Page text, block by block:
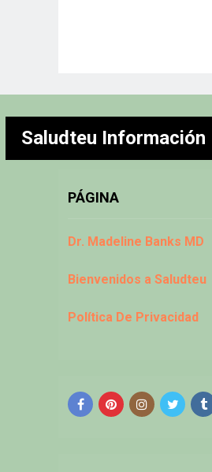
Saludteu Información
PÁGINA
Dr. Madeline Banks MD
Bienvenidos a Saludteu
Política De Privacidad